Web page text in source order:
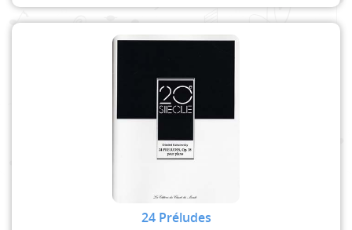
24 Préludes